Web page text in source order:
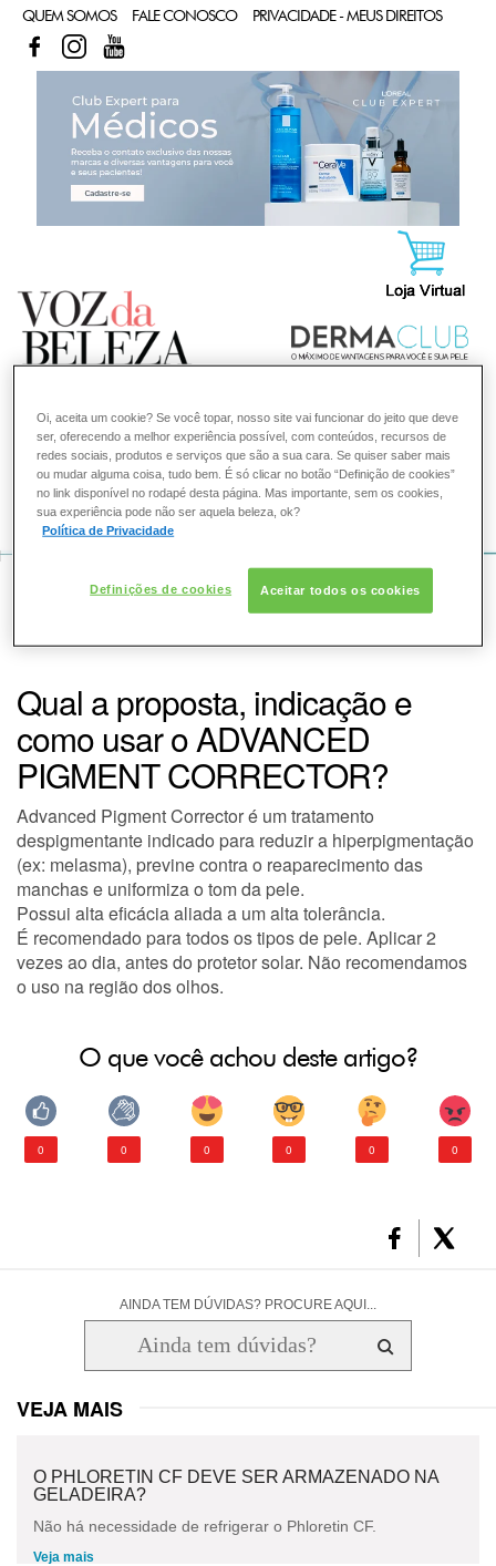
QUEM SOMOS FALE CONOSCO PRIVACIDADE - MEUS DIREITOS
FACEBOOKINSTAGRAM
COMO POSSO AJUDAR? DÚVIDAS SOBRE:
CONSULTORIA DE PRODUTOS SKINCEUTICALS
VOZ DA BELEZA
Qual a proposta, indicação e
como usar o ADVANCED
PIGMENT CORRECTOR?
Advanced Pigment Corrector é um tratamento
despigmentante indicado para reduzir a hiperpigmentação
(ex: melasma), previne contra o reaparecimento das
manchas e uniformiza o tom da pele.
Possui alta eficácia aliada a um alta tolerância.
É recomendado para todos os tipos de pele. Aplicar 2
vezes ao dia, antes do protetor solar. Não recomendamos
o uso na região dos olhos.
O que você achou deste artigo?
0 0 0 0 0 0
AINDA TEM DÚVIDAS? PROCURE AQUI...
VEJA MAIS
O PHLORETIN CF DEVE SER ARMAZENADO NA
GELADEIRA?
Não há necessidade de refrigerar o Phloretin CF.
Veja mais
Oi, aceita um cookie? Se você topar, nosso site vai funcionar do jeito que deve
ser, oferecendo a melhor experiência possível, com conteúdos, recursos de
redes sociais, produtos e serviços que são a sua cara. Se quiser saber mais
ou mudar alguma coisa, tudo bem. É só clicar no botão “Definição de cookies”
no link disponível no rodapé desta página. Mas importante, sem os cookies,
sua experiência pode não ser aquela beleza, ok?
Política de Privacidade
Definições de cookies Aceitar todos os cookies